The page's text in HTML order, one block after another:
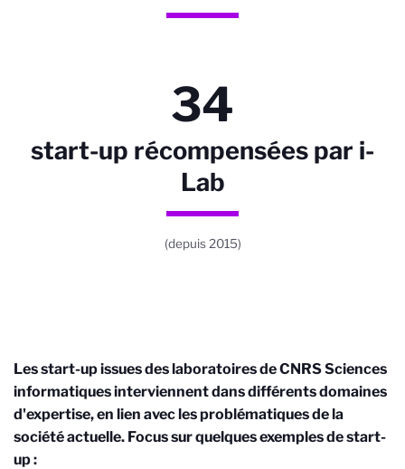
34
start-up récompensées par i-
Lab
(depuis 2015)
Les start-up issues des laboratoires de CNRS Sciences
informatiques interviennent dans différents domaines
d'expertise, en lien avec les problématiques de la
société actuelle. Focus sur quelques exemples de start-
up :